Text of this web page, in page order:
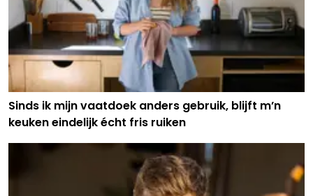
Sinds ik mijn vaatdoek anders gebruik, blijft m’n
keuken eindelijk écht fris ruiken